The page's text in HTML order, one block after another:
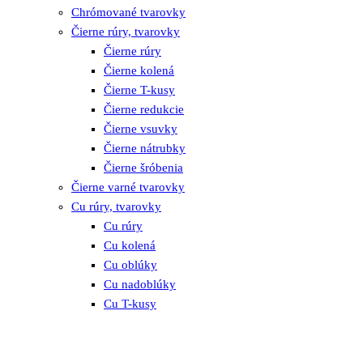
Chrómované tvarovky
Čierne rúry, tvarovky
Čierne rúry
Čierne kolená
Čierne T-kusy
Čierne redukcie
Čierne vsuvky
Čierne nátrubky
Čierne šróbenia
Čierne varné tvarovky
Cu rúry, tvarovky
Cu rúry
Cu kolená
Cu oblúky
Cu nadoblúky
Cu T-kusy